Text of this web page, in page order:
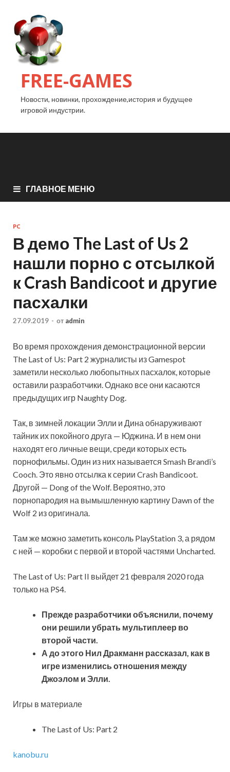
FREE-GAMES
Новости, новинки, прохождение,история и будущее
игровой индустрии.
ГЛАВНОЕ МЕНЮ
PC
В демо The Last of Us 2
нашли порно с отсылкой
к Crash Bandicoot и другие
пасхалки
27.09.2019 - от admin
Во время прохождения демонстрационной версии
The Last of Us: Part 2 журналисты из Gamespot
заметили несколько любопытных пасхалок, которые
оставили разработчики. Однако все они касаются
предыдущих игр Naughty Dog.
Так, в зимней локации Элли и Дина обнаруживают
тайник их покойного друга — Юджина. И в нем они
находят его личные вещи, среди которых есть
порнофильмы. Один из них называется Smash Brandi’s
Cooch. Это явно отсылка к серии Crash Bandicoot.
Другой — Dong of the Wolf. Вероятно, это
порнопародия на вымышленную картину Dawn of the
Wolf 2 из оригинала.
Там же можно заметить консоль PlayStation 3, а рядом
с ней — коробки с первой и второй частями Uncharted.
The Last of Us: Part II выйдет 21 февраля 2020 года
только на PS4.
Прежде разработчики объяснили, почему
они решили убрать мультиплеер во
второй части.
А до этого Нил Дракманн рассказал, как в
игре изменились отношения между
Джоэлом и Элли.
Игры в материале
The Last of Us: Part 2
kanobu.ru